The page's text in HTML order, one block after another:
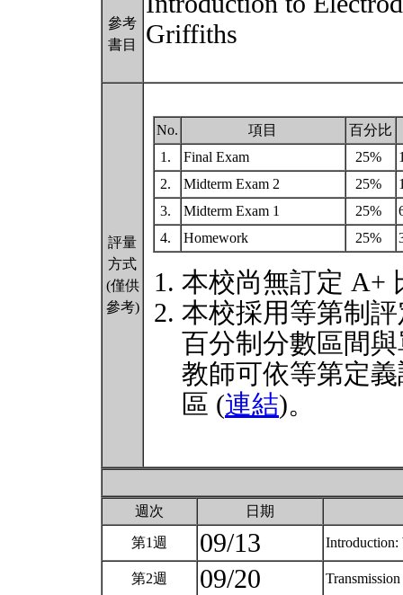
參考
書目
Griffiths
評量
方式
(僅供
參考)
No. 項目
百分比
1.
Final Exam 25%
2.
Midterm Exam 2 25%
3.
Midterm Exam 1 25%
4.
Homework 25%
本校尚無訂定 A+
本校採用等第制
百分制分數區間
教師可依等第定
區 (連結)。
週次 日期
第1週 09/13 Introduction:
第2週 09/20